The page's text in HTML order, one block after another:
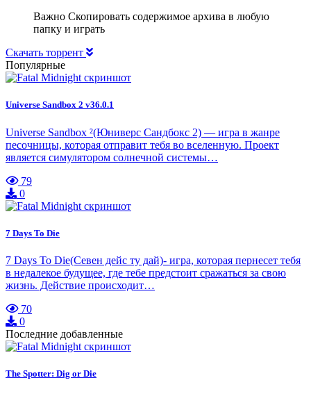
Важно Скопировать содержимое архива в любую
папку и играть
Скачать торрент
Популярные
Universe Sandbox 2 v36.0.1
Universe Sandbox ²(Юниверс Сандбокс 2) — игра в жанре
песочницы, которая отправит тебя во вселенную. Проект
является симулятором солнечной системы…
79
0
7 Days To Die
7 Days To Die(Севен дейс ту дай)- игра, которая пернесет тебя
в недалекое будущее, где тебе предстоит сражаться за свою
жизнь. Действие происходит…
70
0
Последние добавленные
The Spotter: Dig or Die